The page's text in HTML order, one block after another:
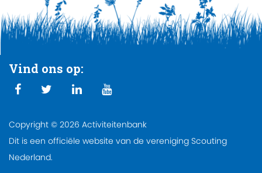
Vind ons op:
Copyright © 2026 Activiteitenbank
Dit is een officiële website van de vereniging Scouting
Nederland.